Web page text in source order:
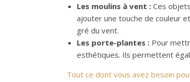
Les moulins à vent : Ces
ajouter une touche de couleur
gré du vent.
Les porte-plantes : Pour
esthétiques. Ils permettent
Tout ce dont vous avez besoin